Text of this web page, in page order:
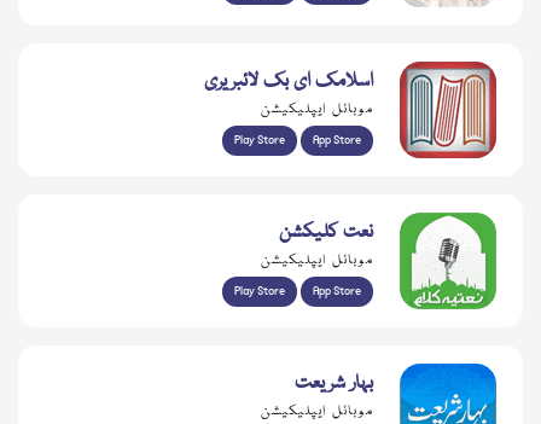
اسلامک ای بک لائبریری
موبائل ایپلیکیشن
Play Store App Store
نعت کلیکشن
موبائل ایپلیکیشن
Play Store App Store
بہار شریعت
موبائل ایپلیکیشن